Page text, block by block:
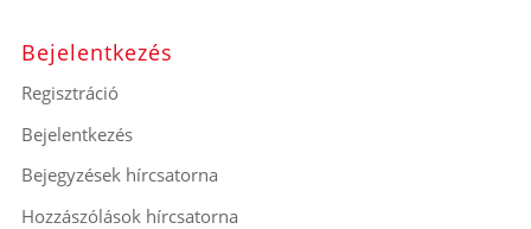
Bejelentkezés
Regisztráció
Bejelentkezés
Bejegyzések hírcsatorna
Hozzászólások hírcsatorna